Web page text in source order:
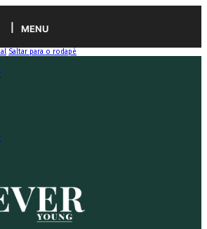
MENU
Saltar para o rodapé